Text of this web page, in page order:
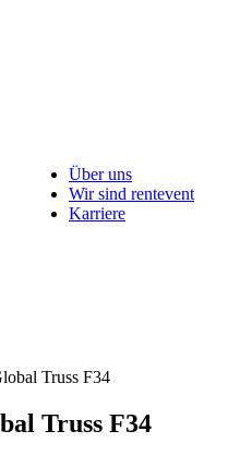
Über uns
Wir sind rentevent
Karriere
Truss F34
Truss F34